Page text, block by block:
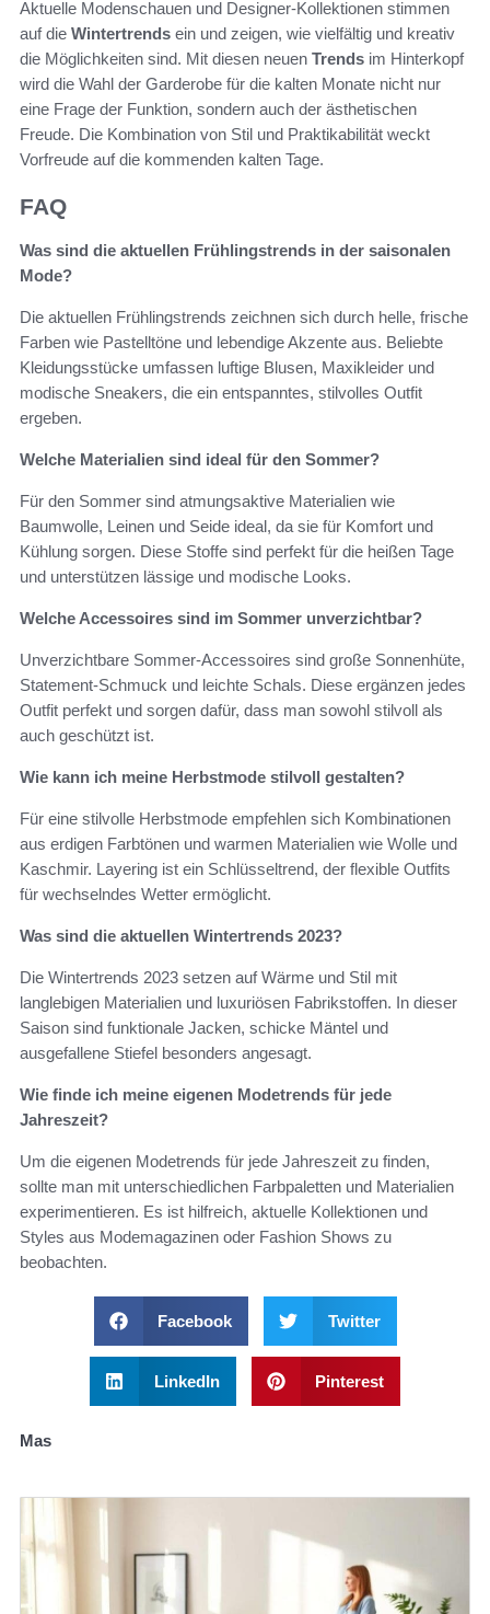
Aktuelle Modenschauen und Designer-Kollektionen stimmen
auf die Wintertrends ein und zeigen, wie vielfältig und kreativ
die Möglichkeiten sind. Mit diesen neuen Trends im Hinterkopf
wird die Wahl der Garderobe für die kalten Monate nicht nur
eine Frage der Funktion, sondern auch der ästhetischen
Freude. Die Kombination von Stil und Praktikabilität weckt
Vorfreude auf die kommenden kalten Tage.
FAQ
Was sind die aktuellen Frühlingstrends in der saisonalen
Mode?
Die aktuellen Frühlingstrends zeichnen sich durch helle, frische
Farben wie Pastelltöne und lebendige Akzente aus. Beliebte
Kleidungsstücke umfassen luftige Blusen, Maxikleider und
modische Sneakers, die ein entspanntes, stilvolles Outfit
ergeben.
Welche Materialien sind ideal für den Sommer?
Für den Sommer sind atmungsaktive Materialien wie
Baumwolle, Leinen und Seide ideal, da sie für Komfort und
Kühlung sorgen. Diese Stoffe sind perfekt für die heißen Tage
und unterstützen lässige und modische Looks.
Welche Accessoires sind im Sommer unverzichtbar?
Unverzichtbare Sommer-Accessoires sind große Sonnenhüte,
Statement-Schmuck und leichte Schals. Diese ergänzen jedes
Outfit perfekt und sorgen dafür, dass man sowohl stilvoll als
auch geschützt ist.
Wie kann ich meine Herbstmode stilvoll gestalten?
Für eine stilvolle Herbstmode empfehlen sich Kombinationen
aus erdigen Farbtönen und warmen Materialien wie Wolle und
Kaschmir. Layering ist ein Schlüsseltrend, der flexible Outfits
für wechselndes Wetter ermöglicht.
Was sind die aktuellen Wintertrends 2023?
Die Wintertrends 2023 setzen auf Wärme und Stil mit
langlebigen Materialien und luxuriösen Fabrikstoffen. In dieser
Saison sind funktionale Jacken, schicke Mäntel und
ausgefallene Stiefel besonders angesagt.
Wie finde ich meine eigenen Modetrends für jede
Jahreszeit?
Um die eigenen Modetrends für jede Jahreszeit zu finden,
sollte man mit unterschiedlichen Farbpaletten und Materialien
experimentieren. Es ist hilfreich, aktuelle Kollektionen und
Styles aus Modemagazinen oder Fashion Shows zu
beobachten.
Facebook Twitter
LinkedIn Pinterest
Mas